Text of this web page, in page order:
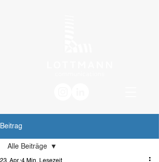
Beitrag
Alle Beiträge